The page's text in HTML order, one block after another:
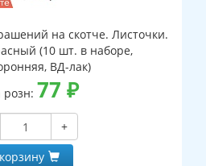
на скотче. Листочки.
(10 шт. в наборе,
ВД-лак)
розн: 77 ₽
+